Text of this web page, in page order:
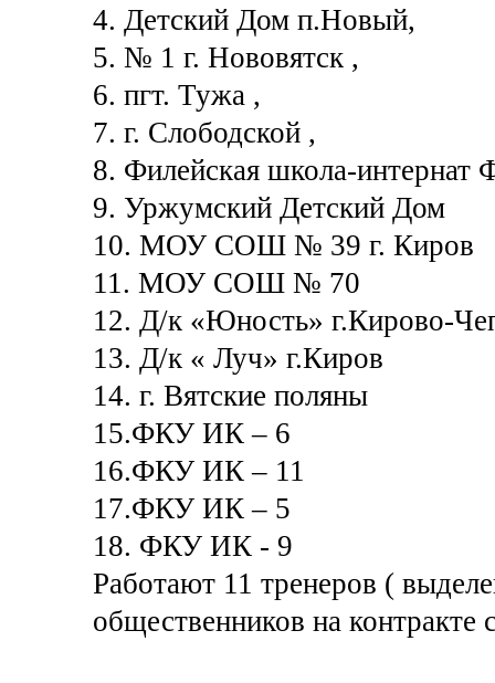
4. Детский Дом п.Новый,
5. № 1 г. Нововятск ,
6. пгт. Тужа ,
7. г. Слободской ,
8. Филейская школа-интернат
9. Уржумский Детский Дом
10. МОУ СОШ № 39 г. Киров
11. МОУ СОШ № 70
12. Д/к «Юность» г.Кирово-
13. Д/к « Луч» г.Киров
14. г. Вятские поляны
15.ФКУ ИК – 6
16.ФКУ ИК – 11
17.ФКУ ИК – 5
18. ФКУ ИК - 9
Работают 11 тренеров (
общественников на